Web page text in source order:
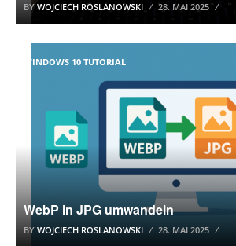
BY WOJCIECH ROSLANOWSKI 28. MAI 2025
WINDOWS 10 TUTORIAL
WebP in JPG umwandeln
BY WOJCIECH ROSLANOWSKI 28. MAI 2025